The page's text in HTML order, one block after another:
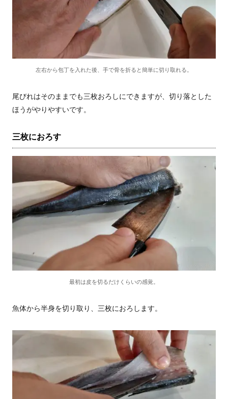
左右から包丁を入れた後、手で骨を折ると簡単に切り取れる。
尾びれはそのままでも三枚おろしにできますが、切り落とした
ほうがやりやすいです。
三枚におろす
最初は皮を切るだけくらいの感覚。
魚体から半身を切り取り、三枚におろします。